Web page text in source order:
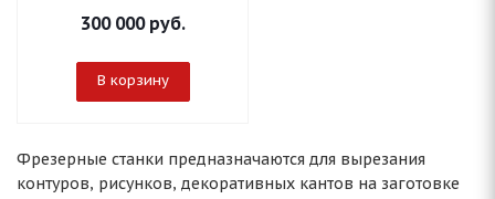
300 000руб.
В корзину
Фрезерные станки предназначаются для вырезания
контуров, рисунков, декоративных кантов на заготовке